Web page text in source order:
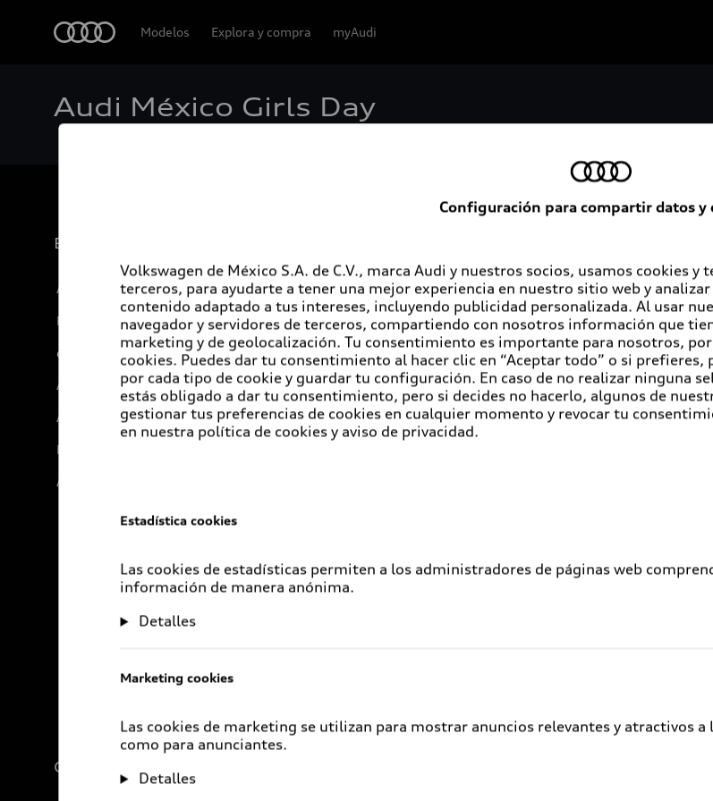
Modelos Explora y compra myAudi
Audi México Girls Day
Experiencia
Audi Sport
Promociones
e-Newsletter
Audi internacional
Audi Go Green
Próximo Destino
Audi Exclusive
Audi contigo
Audi Financial Services
Seguro Audi Safe
Atención a clientes
Audi Plus
Compañía
Configuración para compartir datos y
Volkswagen de México S.A. de C.V., marca Audi y nuestros socios, usamos cookies
terceros, para ayudarte a tener una mejor experiencia en nuestro sitio web y
contenido adaptado a tus intereses, incluyendo publicidad personalizada. Al usar
navegador y servidores de terceros, compartiendo con nosotros información que
marketing y de geolocalización. Tu consentimiento es importante para nosotros,
cookies. Puedes dar tu consentimiento al hacer clic en “Aceptar todo” o si
por cada tipo de cookie y guardar tu configuración. En caso de no realizar ninguna
estás obligado a dar tu consentimiento, pero si decides no hacerlo, algunos de
gestionar tus preferencias de cookies en cualquier momento y revocar tu
en nuestra política de cookies y aviso de privacidad.
Estadística cookies
Las cookies de estadísticas permiten a los administradores de páginas web
información de manera anónima.
Detalles
Marketing cookies
Las cookies de marketing se utilizan para mostrar anuncios relevantes y atractivos
como para anunciantes.
Detalles